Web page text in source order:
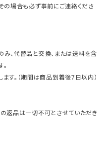
の場合も必ず事前にご連絡くださ
、代替品と交換、または送料を含
す。（期間は商品到着後7日以内）
返品は一切不可とさせていただき